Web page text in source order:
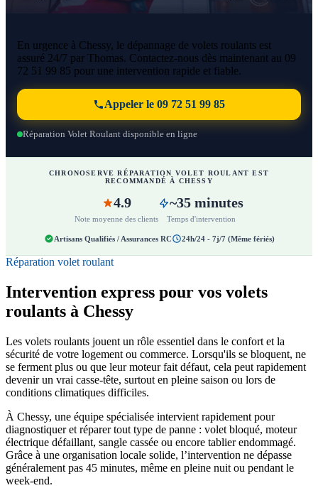
En urgence à Chessy, le dépannage de volets roulants est
assuré 24/7 par Thomas. Contactez-nous dès maintenant au 09
72 51 99 85 pour une intervention rapide et fiable.
Appeler le 09 72 51 99 85
Réparation Volet Roulant disponible en ligne
CHRONOSERVE RÉPARATION VOLET ROULANT EST
RECOMMANDÉ À CHESSY
4.9
Note moyenne des clients
~35 minutes
Temps d'intervention
Artisans Qualifiés / Assurances RC 24h/24 - 7j/7 (Même fériés)
Réparation volet roulant
Intervention express pour vos volets
roulants à Chessy
Les volets roulants jouent un rôle essentiel dans le confort et la
sécurité de votre logement ou commerce. Lorsqu'ils se bloquent, ne
se ferment plus ou que leur moteur fait défaut, cela peut rapidement
devenir un vrai casse-tête, surtout en pleine saison ou lors de
conditions climatiques difficiles.
À Chessy, une équipe spécialisée intervient rapidement pour
diagnostiquer et réparer tout type de panne : volet bloqué, moteur
électrique défaillant, sangle cassée ou encore tablier endommagé.
Grâce à une organisation locale solide, l’intervention ne dépasse
généralement pas 45 minutes, même en pleine nuit ou pendant le
week-end.